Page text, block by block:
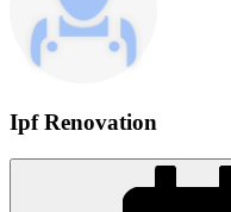
Ipf Renovation